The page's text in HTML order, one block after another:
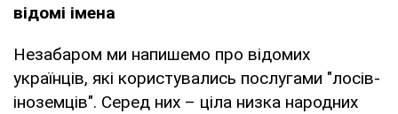
відомі імена
Незабаром ми напишемо про відомих
українців, які користувались послугами "лосів-
іноземців". Серед них – ціла низка народних